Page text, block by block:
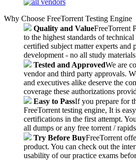
Why Choose FreeTorrent Testing Engine
Quality and ValueFreeTorrent
to the highest standards of
certified subject matter experts and
development - no all study
Tested and ApprovedWe are
vendor and third party approvals.
and executives alike deserve the
coverage these authorizations
Easy to PassIf you prepare for
FreeTorrent testing engine, It is
certifications in the first attempt.
all dumps or any free torrent /
Try Before BuyFreeTorrent
product. You can check out the
usability of our practice exams